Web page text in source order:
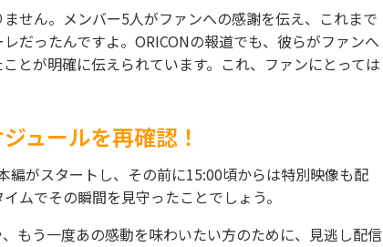
せん。メンバー5人がファンへの感謝を伝え、これまで
だったんですよ。ORICONの報道でも、彼らがファンへ
とが明確に伝えられています。これ、ファンにとっては
ュールを再確認！
編がスタートし、その前に15:00頃からは特別映像も配
ムでその瞬間を見守ったことでしょう。
もう一度あの感動を味わいたい方のために、見逃し配信